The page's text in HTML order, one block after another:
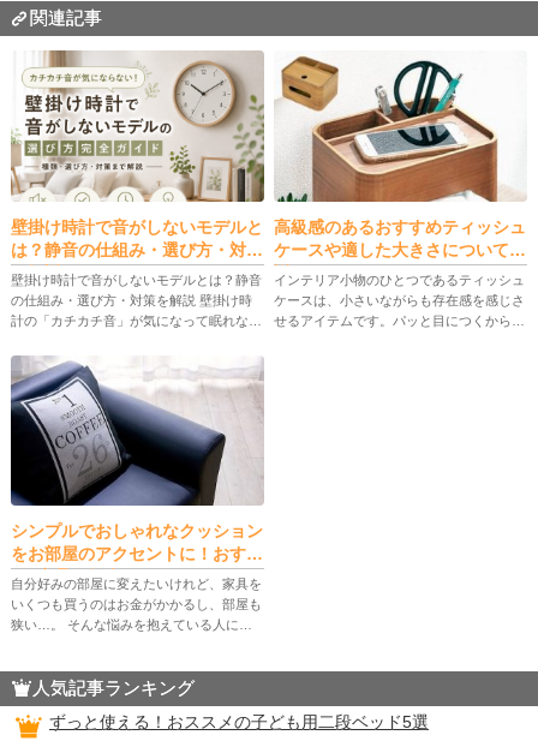
関連記事
壁掛け時計で音がしないモデルと
は？静音の仕組み・選び方・対策
を解説
壁掛け時計で音がしないモデルとは？静音
の仕組み・選び方・対策を解説 壁掛け時
計の「カチカチ音」が気になって眠れな
ません。静音モデルを選ぶには、単に「音
がしない」と書かれているかだけで […]
高級感のあるおすすめティッシュ
ケースや適した大きさについて解
説
インテリア小物のひとつであるティッシュ
ケースは、小さいながらも存在感を感じさ
せるアイテムです。パッと目につくからこ
シンプルでおしゃれなクッション
をお部屋のアクセントに！おすす
め5商品を紹介
自分好みの部屋に変えたいけれど、家具を
いくつも買うのはお金がかかるし、部屋も
狭い…。 そんな悩みを抱えている人にぴ
で、アクセントとなり自分好みの空 […]
人気記事ランキング
ずっと使える！おススメの子ども用二段ベッド5選